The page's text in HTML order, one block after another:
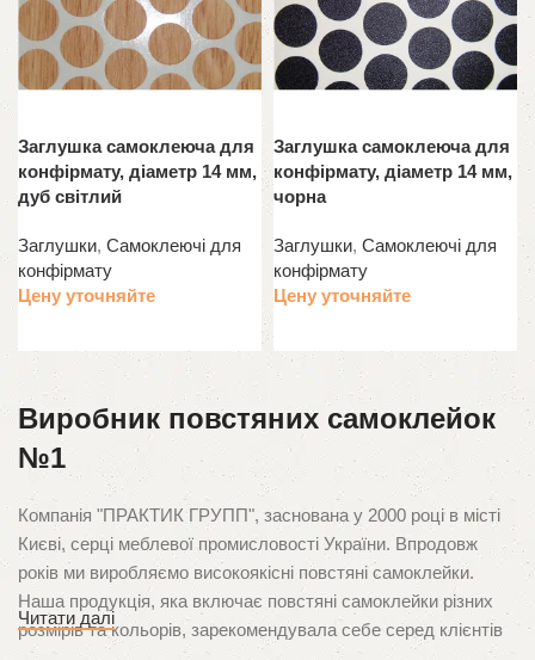
Заглушка самоклеюча для
конфірмату, діаметр 14 мм,
дуб світлий
Заглушки, Самоклеючі для
конфірмату
Цену уточняйте
Заглушка самоклеюча для
конфірмату, діаметр 14 мм,
чорна
Заглушки, Самоклеючі для
конфірмату
Цену уточняйте
Виробник повстяних самоклейок
№1
Компанія "ПРАКТИК ГРУПП", заснована у 2000 році в місті
Києві, серці меблевої промисловості України. Впродовж
років ми виробляємо високоякісні повстяні самоклейки.
Наша продукція, яка включає повстяні самоклейки різних
розмірів та кольорів, зарекомендувала себе серед клієнтів
Читати далі